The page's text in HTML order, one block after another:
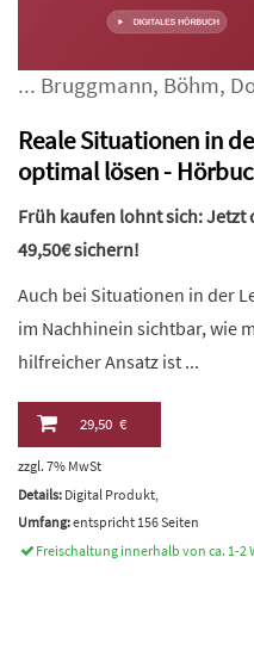
... Bruggmann, Böhm,
Reale Situationen in
optimal lösen -
Früh kaufen lohnt sich: Jetzt
49,50€ sichern!
Auch bei Situationen in der
im Nachhinein sichtbar, wie
hilfreicher Ansatz ist ...
29,50 €
zzgl. 7% MwSt
Details: Digital Produkt,
Umfang:entspricht 156 Seiten
Freischaltung innerhalb von ca. 1-2